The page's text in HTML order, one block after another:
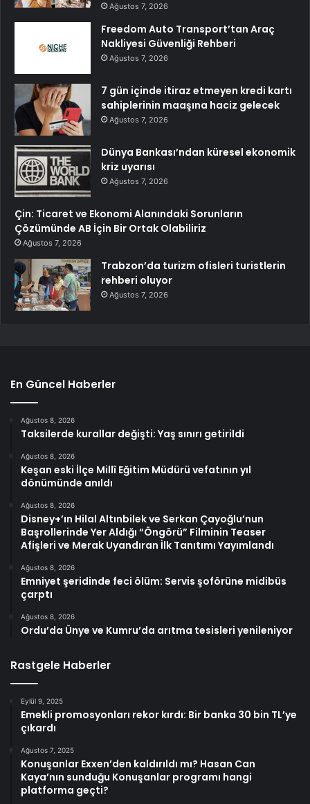
Ağustos 7, 2026
Freedom Auto Transport’tan Araç
Nakliyesi Güvenliği Rehberi
Ağustos 7, 2026
7 gün içinde itiraz etmeyen kredi kartı
sahiplerinin maaşına haciz gelecek
Ağustos 7, 2026
Dünya Bankası’ndan küresel ekonomik
kriz uyarısı
Ağustos 7, 2026
Çin: Ticaret ve Ekonomi Alanındaki Sorunların
Çözümünde AB İçin Bir Ortak Olabiliriz
Ağustos 7, 2026
Trabzon’da turizm ofisleri turistlerin
rehberi oluyor
Ağustos 7, 2026
En Güncel Haberler
Ağustos 8, 2026
Taksilerde kurallar değişti: Yaş sınırı getirildi
Ağustos 8, 2026
Keşan eski İlçe Millî Eğitim Müdürü vefatının yıl
dönümünde anıldı
Ağustos 8, 2026
Disney+’ın Hilal Altınbilek ve Serkan Çayoğlu’nun
Başrollerinde Yer Aldığı “Öngörü” Filminin Teaser
Afişleri ve Merak Uyandıran İlk Tanıtımı Yayımlandı
Ağustos 8, 2026
Emniyet şeridinde feci ölüm: Servis şoförüne midibüs
çarptı
Ağustos 8, 2026
Ordu’da Ünye ve Kumru’da arıtma tesisleri yenileniyor
Rastgele Haberler
Eylül 9, 2025
Emekli promosyonları rekor kırdı: Bir banka 30 bin TL’ye
çıkardı
Ağustos 7, 2025
Konuşanlar Exxen’den kaldırıldı mı? Hasan Can
Kaya’nın sunduğu Konuşanlar programı hangi
platforma geçti?